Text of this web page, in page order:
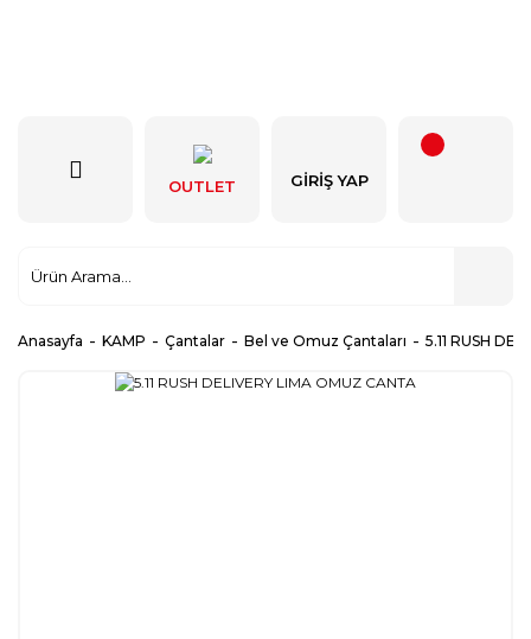
OUTLET GIRIŞ YAP
Anasayfa KAMP Çantalar Bel ve Omuz Çantaları 5.11 RUSH